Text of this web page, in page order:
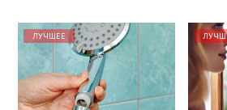
ЛУЧШЕЕ